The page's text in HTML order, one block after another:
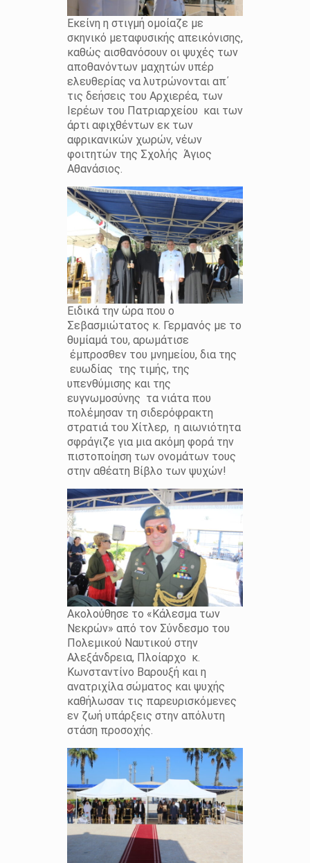
Εκείνη η στιγμή ομοίαζε με
σκηνικό μεταφυσικής απεικόνισης,
καθώς αισθανόσουν οι ψυχές των
αποθανόντων μαχητών υπέρ
ελευθερίας να λυτρώνονται απ΄
τις δεήσεις του Αρχιερέα, των
Ιερέων του Πατριαρχείου και των
άρτι αφιχθέντων εκ των
αφρικανικών χωρών, νέων
φοιτητών της Σχολής Άγιος
Αθανάσιος.
Ειδικά την ώρα που ο
Σεβασμιώτατος κ. Γερμανός με το
θυμίαμά του, αρωμάτισε
έμπροσθεν του μνημείου, δια της
ευωδίας της τιμής, της
υπενθύμισης και της
ευγνωμοσύνης τα νιάτα που
πολέμησαν τη σιδερόφρακτη
στρατιά του Χίτλερ, η αιωνιότητα
σφράγιζε για μια ακόμη φορά την
πιστοποίηση των ονομάτων τους
στην αθέατη Βίβλο των ψυχών!
Ακολούθησε το «Κάλεσμα των
Νεκρών» από τον Σύνδεσμο του
Πολεμικού Ναυτικού στην
Αλεξάνδρεια, Πλοίαρχο κ.
Κωνσταντίνο Βαρουξή και η
ανατριχίλα σώματος και ψυχής
καθήλωσαν τις παρευρισκόμενες
εν ζωή υπάρξεις στην απόλυτη
στάση προσοχής.